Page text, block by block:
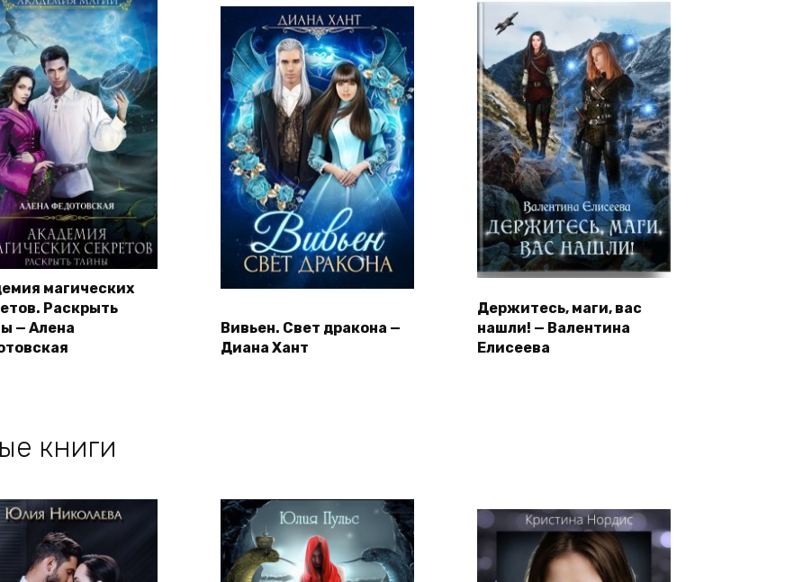
магических
Раскрыть
— Алена
Вивьен. Свет дракона —
Диана Хант
Держитесь, маги, вас
нашли! — Валентина
Елисеева
книги